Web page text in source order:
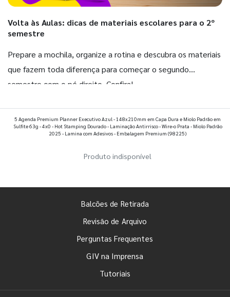
Volta às Aulas: dicas de materiais escolares para o 2º
semestre
Prepare a mochila, organize a rotina e descubra os materiais
que fazem toda diferença para começar o segundo
semestre com o pé direito. Confira!
5 Agenda Premium Planner Executivo Azul - 148x210mm em Capa Dura e Miolo Padrão em
Sulfite 63g - 4x0 - Hot Stamping Dourado - Laminação Antirrisco - Wire-o Prata - Miolo Padrão
2025 - Lamina com Adesivos - Embalagem Premium (98225)
Produto indisponível
Balcões de Retirada
Revisão de Arquivo
Perguntas Frequentes
GIV na Imprensa
Tutoriais